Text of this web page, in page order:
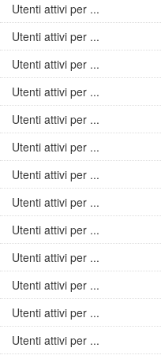
Utenti attivi per ...
Utenti attivi per ...
Utenti attivi per ...
Utenti attivi per ...
Utenti attivi per ...
Utenti attivi per ...
Utenti attivi per ...
Utenti attivi per ...
Utenti attivi per ...
Utenti attivi per ...
Utenti attivi per ...
Utenti attivi per ...
Utenti attivi per ...